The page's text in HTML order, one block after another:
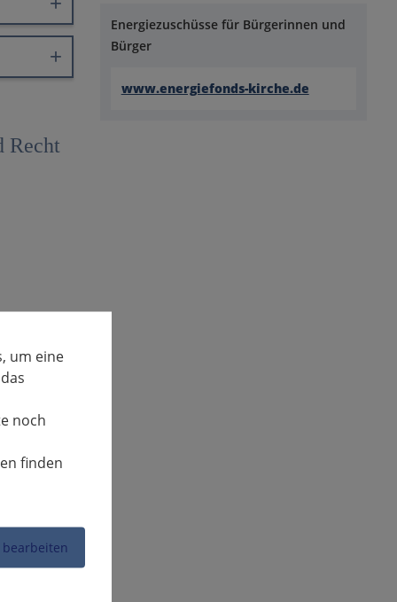
Recht
Energiezuschüsse für Bürgerinnen und
Bürger
www.energiefonds-kirche.de
um eine
noch
finden